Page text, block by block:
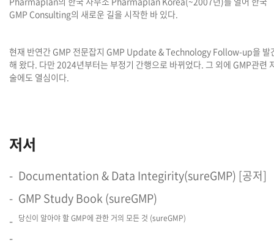
GMP Consulting의 새로운 길을 시작한 바 있다.
현재 반연간 GMP 전문잡지 GMP Update & Technology Follow-up을 발
해 왔다. 다만 2024년부터는 부정기 간행으로 바뀌었다. 그 외에 GMP관련
술에도 열심이다.
저서
Documentation & Data Integirity(sureGMP) [공저]
GMP Study Book (sureGMP)
당신이 알아야 할 GMP에 관한 거의 모든 것 (sureGMP)